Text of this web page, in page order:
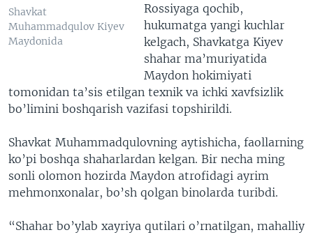
Shavkat
Muhammadqulov Kiyev
Maydonida
Rossiyaga qochib,
hukumatga yangi kuchlar
kelgach, Shavkatga Kiyev
shahar ma’muriyatida
Maydon hokimiyati
tomonidan ta’sis etilgan texnik va ichki xavfsizlik
bo’limini boshqarish vazifasi topshirildi.
Shavkat Muhammadqulovning aytishicha, faollarning
ko’pi boshqa shaharlardan kelgan. Bir necha ming
sonli olomon hozirda Maydon atrofidagi ayrim
mehmonxonalar, bo’sh qolgan binolarda turibdi.
“Shahar bo’ylab xayriya qutilari o’rnatilgan, mahalliy